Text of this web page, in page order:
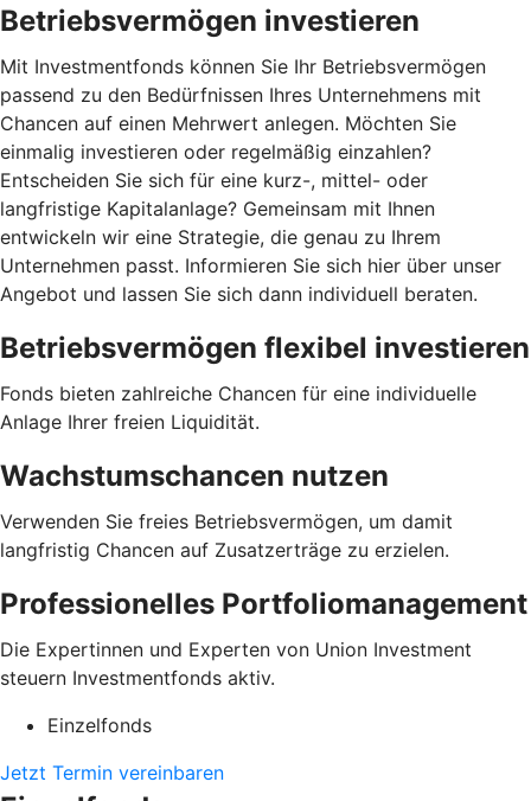
Betriebsvermögen investieren
Mit Investmentfonds können Sie Ihr Betriebsvermögen
passend zu den Bedürfnissen Ihres Unternehmens mit
Chancen auf einen Mehrwert anlegen. Möchten Sie
einmalig investieren oder regelmäßig einzahlen?
Entscheiden Sie sich für eine kurz-, mittel- oder
langfristige Kapitalanlage? Gemeinsam mit Ihnen
entwickeln wir eine Strategie, die genau zu Ihrem
Unternehmen passt. Informieren Sie sich hier über unser
Angebot und lassen Sie sich dann individuell beraten.
Betriebsvermögen flexibel investieren
Fonds bieten zahlreiche Chancen für eine individuelle
Anlage Ihrer freien Liquidität.
Wachstumschancen nutzen
Verwenden Sie freies Betriebsvermögen, um damit
langfristig Chancen auf Zusatzerträge zu erzielen.
Professionelles Portfoliomanagement
Die Expertinnen und Experten von Union Investment
steuern Investmentfonds aktiv.
Einzelfonds
Jetzt Termin vereinbaren